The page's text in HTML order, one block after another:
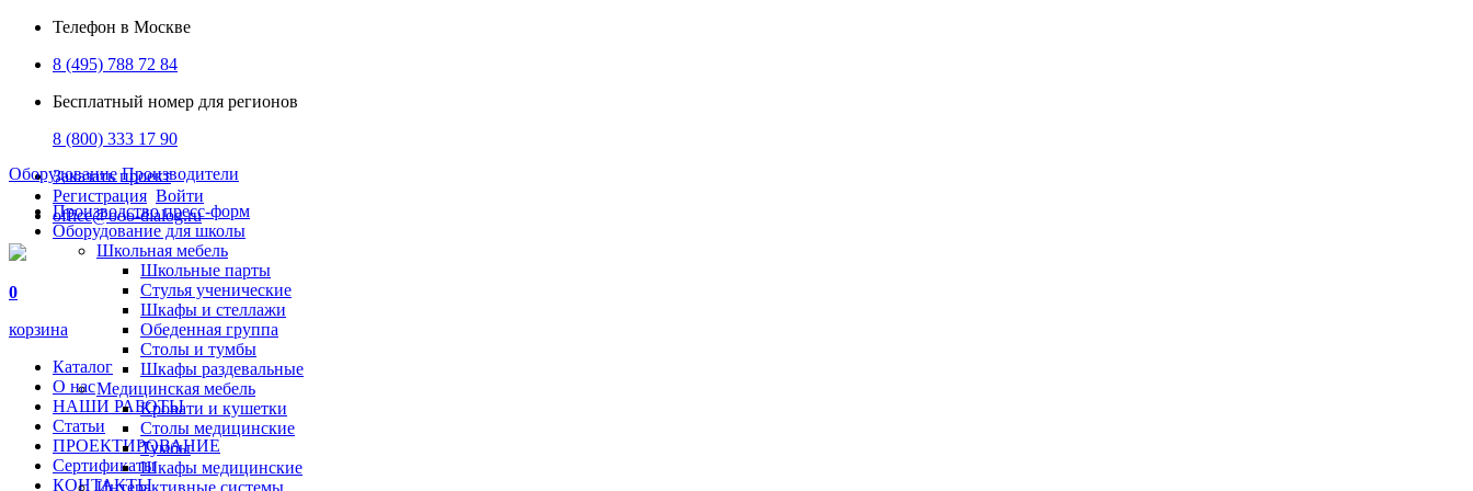
Телефон в Москве
8 (495) 788 72 84
Бесплатный номер для регионов
8 (800) 333 17 90
Заказать проект
Регистрация Войти
office@ooo-dialog.ru
0
корзина
Каталог
О нас
НАШИ РАБОТЫ
Статьи
ПРОЕКТИРОВАНИЕ
Сертификаты
КОНТАКТЫ
Оборудование Производители
Производство пресс-форм
Оборудование для школы
Школьная мебель
Школьные парты
Стулья ученические
Шкафы и стеллажи
Обеденная группа
Столы и тумбы
Шкафы раздевальные
Медицинская мебель
Кровати и кушетки
Столы медицинские
Тумбы
Шкафы медицинские
Интерактивные системы